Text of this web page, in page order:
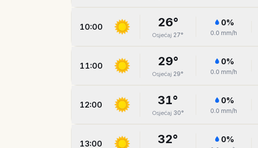
10:00 26°
Osjećaj 27°
0%
0.0 mm/h
11:00 29°
Osjećaj 29°
0%
0.0 mm/h
12:00 31°
Osjećaj 30°
0%
0.0 mm/h
13:00 32° 0%